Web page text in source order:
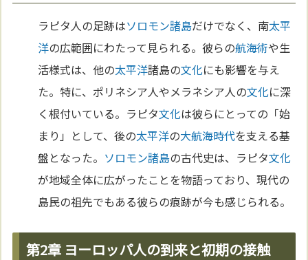
ラピタ人の足跡はソロモン諸島だけでなく、南太平
洋の広範囲にわたって見られる。彼らの航海術や生
活様式は、他の太平洋諸島の文化にも影響を与え
た。特に、ポリネシア人やメラネシア人の文化に深
く根付いている。ラピタ文化は彼らにとっての「始
まり」として、後の太平洋の大航海時代を支える基
盤となった。 ソロモン諸島の古代史は、ラピタ文化
が地域全体に広がったことを物語っており、現代の
島民の祖先でもある彼らの痕跡が今も感じられる。
第2章 ヨーロッパ人の到来と初期の接触